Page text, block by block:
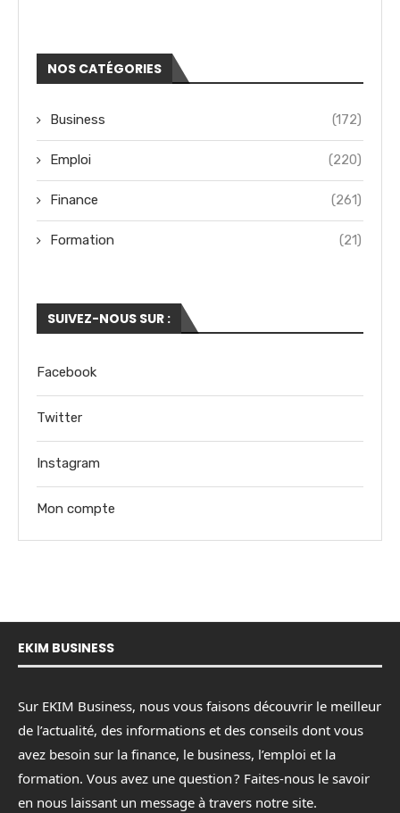
NOS CATÉGORIES
Business (172)
Emploi (220)
Finance (261)
Formation (21)
SUIVEZ-NOUS SUR :
Facebook
Twitter
Instagram
Mon compte
EKIM BUSINESS
Sur EKIM Business, nous vous faisons découvrir le meilleur
de l’actualité, des informations et des conseils dont vous
avez besoin sur la finance, le business, l’emploi et la
formation. Vous avez une question ? Faites-nous le savoir
en nous laissant un message à travers notre site.